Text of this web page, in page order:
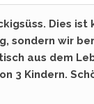
Dies ist
sondern wir
aus dem
3 Kindern.